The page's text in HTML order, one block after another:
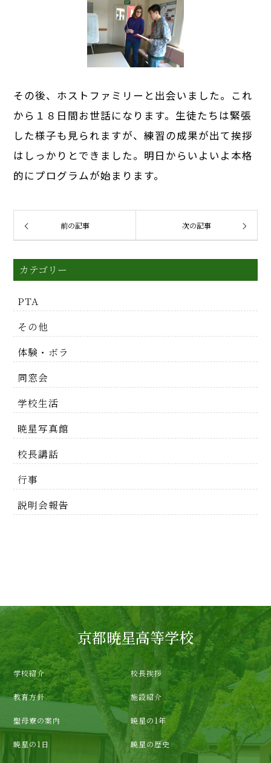
その後、ホストファミリーと出会いました。これ
から１８日間お世話になります。生徒たちは緊張
した様子も見られますが、練習の成果が出て挨拶
はしっかりとできました。明日からいよいよ本格
的にプログラムが始まります。
前の記事 次の記事
カテゴリー
PTA
その他
体験・ボラ
同窓会
学校生活
暁星写真館
校長講話
行事
説明会報告
京都暁星高等学校
学校紹介 校長挨拶
教育方針 施設紹介
聖母寮の案内 暁星の1年
暁星の1日 暁星の歴史